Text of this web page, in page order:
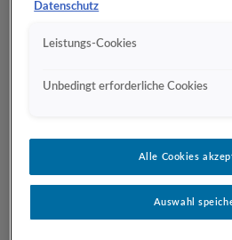
Protocol
Posted on23.
mstade
Datenschutz
Leistungs-Cookies
Unbedingt erforderliche Cookies
Alle Cookies
Auswahl